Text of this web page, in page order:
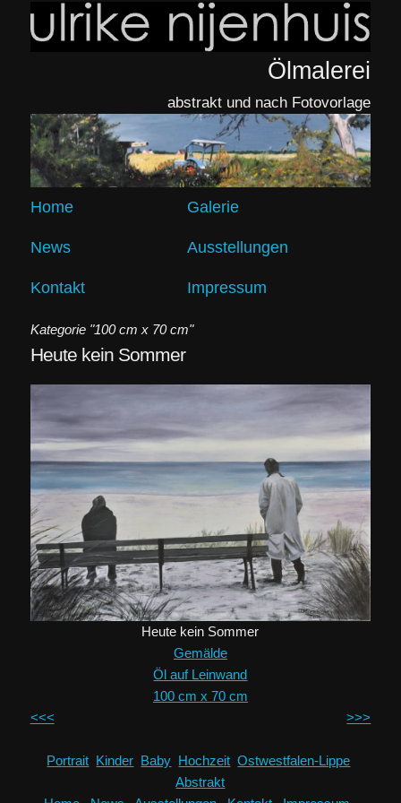
Ölmalerei
abstrakt und nach Fotovorlage
Home Galerie
News Ausstellungen
Kontakt Impressum
Kategorie "100 cm x 70 cm"
Heute kein Sommer
Heute kein Sommer
Gemälde
Öl auf Leinwand
100 cm x 70 cm
<<<
>>>
Portrait Kinder Baby Hochzeit Ostwestfalen-Lippe
Abstrakt